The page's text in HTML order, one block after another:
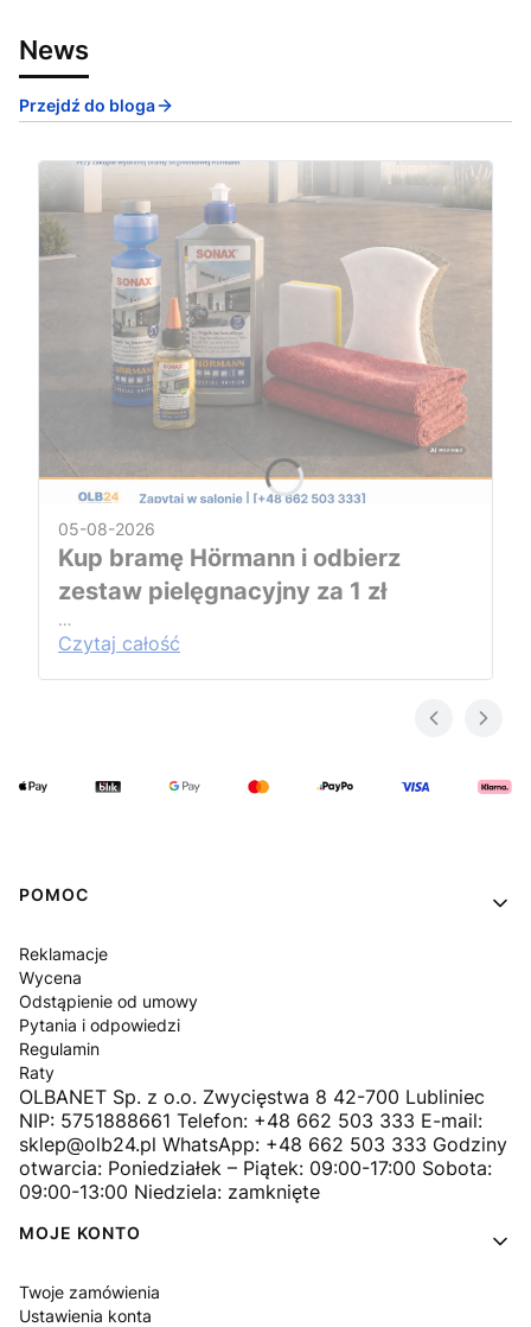
News
Przejdź do bloga
05-08-2026
Kup bramę Hörmann i odbierz
zestaw pielęgnacyjny za 1 zł
…
Czytaj całość
Linki w stopce
POMOC
Reklamacje
Wycena
Odstąpienie od umowy
Pytania i odpowiedzi
Regulamin
Raty
OLBANET Sp. z o.o. Zwycięstwa 8 42-700 Lubliniec
NIP: 5751888661 Telefon: +48 662 503 333 E-mail:
sklep@olb24.pl WhatsApp: +48 662 503 333 Godziny
otwarcia: Poniedziałek – Piątek: 09:00-17:00 Sobota:
09:00-13:00 Niedziela: zamknięte
MOJE KONTO
Twoje zamówienia
Ustawienia konta